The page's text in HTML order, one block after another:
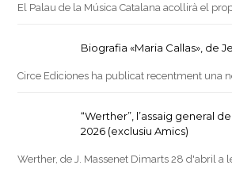
El Palau de la Música Catalana acollirà el
Biografia «Maria Callas», de
Circe Ediciones ha publicat recentment una
“Werther”, l’assaig general
2026 (exclusiu Amics)
Werther, de J. Massenet Dimarts 28 d'abril a